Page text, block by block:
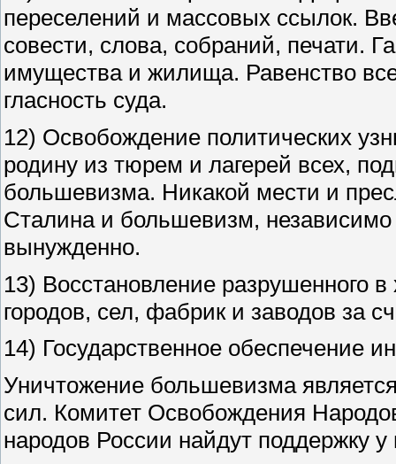
переселений и массовых ссылок.
совести, слова, собраний, печати.
имущества и жилища. Равенство
гласность суда.
12) Освобождение политических
родину из тюрем и лагерей всех,
большевизма. Никакой мести и
Сталина и большевизм,
вынужденно.
13) Восстановление разрушенного
городов, сел, фабрик и заводов за
14) Государственное обеспечение
Уничтожение большевизма
сил. Комитет Освобождения
народов России найдут поддержку